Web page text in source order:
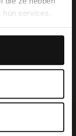
hun services.